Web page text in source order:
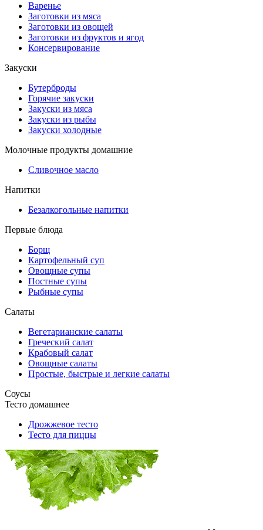
Варенье
Заготовки из мяса
Заготовки из овощей
Заготовки из фруктов и ягод
Консервирование
Закуски
Бутерброды
Горячие закуски
Закуски из мяса
Закуски из рыбы
Закуски холодные
Молочные продукты домашние
Сливочное масло
Напитки
Безалкогольные напитки
Первые блюда
Борщ
Картофельный суп
Овощные супы
Постные супы
Рыбные супы
Салаты
Вегетарианские салаты
Греческий салат
Крабовый салат
Овощные салаты
Простые, быстрые и легкие салаты
Соусы
Тесто домашнее
Дрожжевое тесто
Тесто для пиццы